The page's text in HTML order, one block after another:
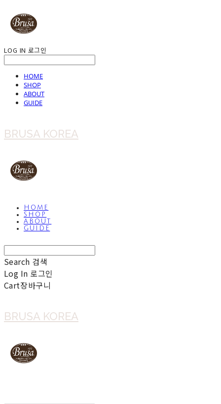
LOG IN 로그인
HOME
SHOP
ABOUT
GUIDE
BRUSA KOREA
HOME
SHOP
ABOUT
GUIDE
Search 검색
Log In 로그인
Cart장바구니
BRUSA KOREA